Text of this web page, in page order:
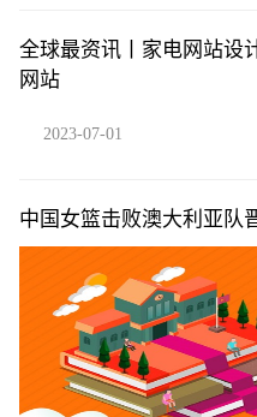
全球最资讯丨家电网站设
网站
2023-07-01
中国女篮击败澳大利亚队
篮争冠|每日热闻